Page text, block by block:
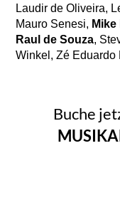
Laudir de Oliveira,
Mauro Senesi,
Raul de Souza,
Winkel, Zé Eduardo
Buche